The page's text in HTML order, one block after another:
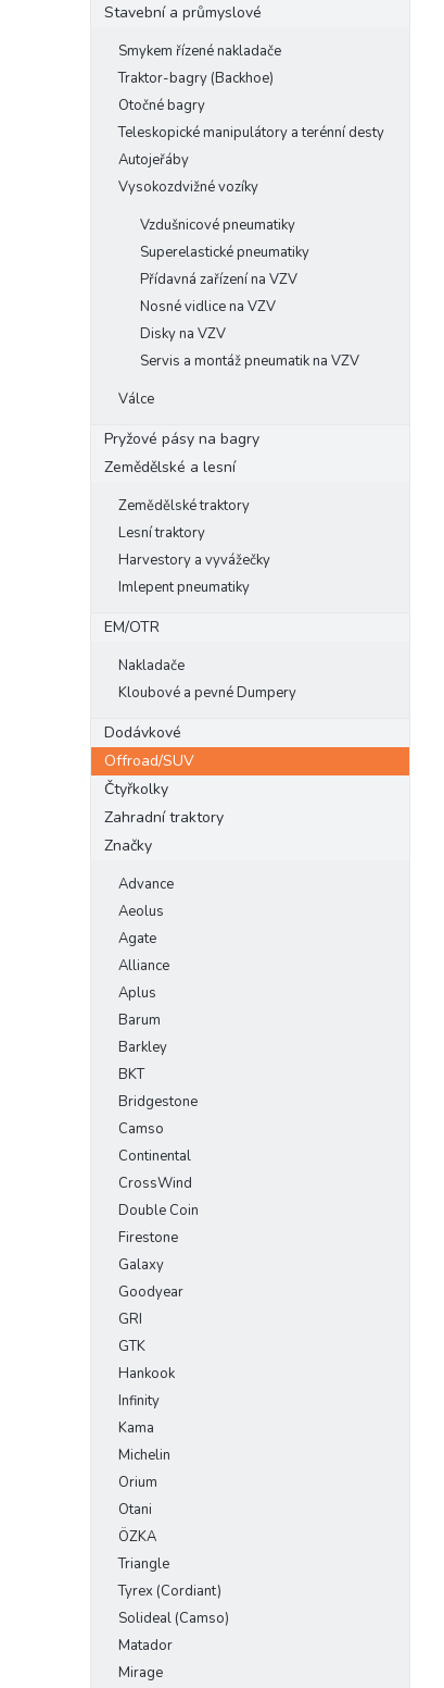
Stavební a průmyslové
Smykem řízené nakladače
Traktor-bagry (Backhoe)
Otočné bagry
Teleskopické manipulátory a terénní desty
Autojeřáby
Vysokozdvižné vozíky
Vzdušnicové pneumatiky
Superelastické pneumatiky
Přídavná zařízení na VZV
Nosné vidlice na VZV
Disky na VZV
Servis a montáž pneumatik na VZV
Válce
Pryžové pásy na bagry
Zemědělské a lesní
Zemědělské traktory
Lesní traktory
Harvestory a vyvážečky
Imlepent pneumatiky
EM/OTR
Nakladače
Kloubové a pevné Dumpery
Dodávkové
Offroad/SUV
Čtyřkolky
Zahradní traktory
Značky
Advance
Aeolus
Agate
Alliance
Aplus
Barum
Barkley
BKT
Bridgestone
Camso
Continental
CrossWind
Double Coin
Firestone
Galaxy
Goodyear
GRI
GTK
Hankook
Infinity
Kama
Michelin
Orium
Otani
ÖZKA
Triangle
Tyrex (Cordiant)
Solideal (Camso)
Matador
Mirage